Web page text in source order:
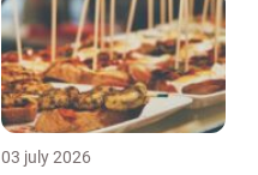
03 july 2026